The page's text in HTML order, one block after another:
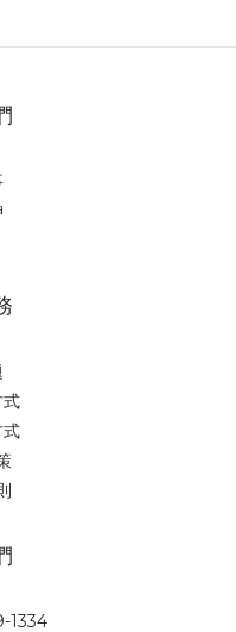
式
式
1334